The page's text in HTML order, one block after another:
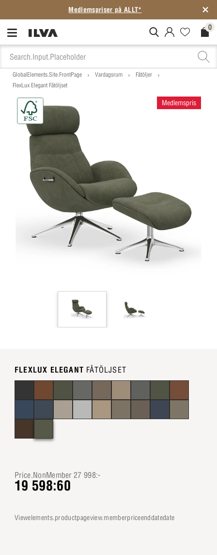
Medlemspriser på ALLT*
MitIlva.Login 0
GlobalElements.Site.FrontPage Vardagsrum
Fåtöljer
FlexLux Elegant Fåtöljset
Medlemspris
FLEXLUX ELEGANT FÅTÖLJSET
Price.NonMember 27 998:-
19 598:60
viewelements.productpageview.memberpriceenddatedate